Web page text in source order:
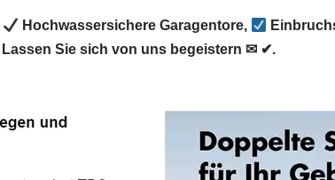
Hochwassersichere Garagentore,
Lassen Sie sich von uns begeistern ✉ ✔.